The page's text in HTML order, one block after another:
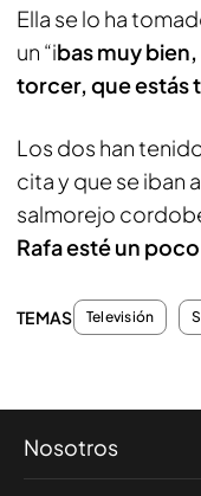
Ella se lo ha
un “ibas muy
torcer, que estás
Los dos han
cita y que se iban
salmorejo
Rafa esté un
TEMAS Televisión
Nosotros